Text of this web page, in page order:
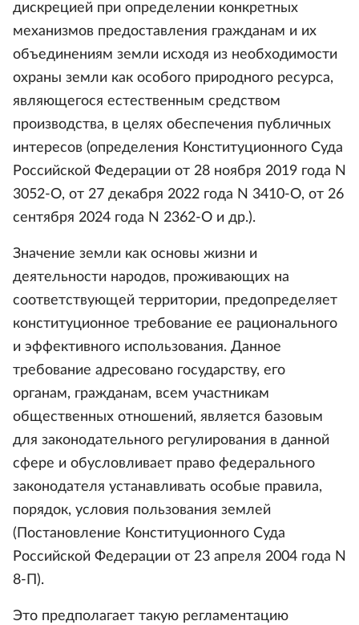
дискрецией при определении конкретных
механизмов предоставления гражданам и их
объединениям земли исходя из необходимости
охраны земли как особого природного ресурса,
являющегося естественным средством
производства, в целях обеспечения публичных
интересов (определения Конституционного Суда
Российской Федерации от 28 ноября 2019 года N
3052-О, от 27 декабря 2022 года N 3410-О, от 26
сентября 2024 года N 2362-О и др.).
Значение земли как основы жизни и
деятельности народов, проживающих на
соответствующей территории, предопределяет
конституционное требование ее рационального
и эффективного использования. Данное
требование адресовано государству, его
органам, гражданам, всем участникам
общественных отношений, является базовым
для законодательного регулирования в данной
сфере и обусловливает право федерального
законодателя устанавливать особые правила,
порядок, условия пользования землей
(Постановление Конституционного Суда
Российской Федерации от 23 апреля 2004 года N
8-П).
Это предполагает такую регламентацию